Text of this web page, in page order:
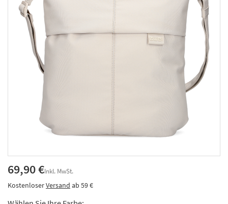
69,90 €Inkl. MwSt.
KostenloserVersand ab 59 €